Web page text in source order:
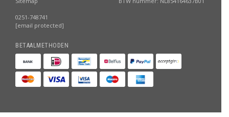
0251-748741
[email protected]
BETAALMETHODEN